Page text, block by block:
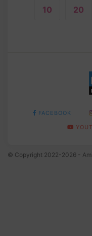
10 20
FACEBOOK
© Copyright 2022-2026 -